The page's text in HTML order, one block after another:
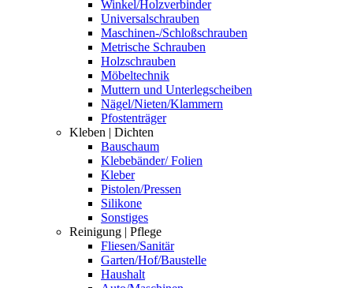
Winkel/Holzverbinder
Universalschrauben
Maschinen-/Schloßschrauben
Metrische Schrauben
Holzschrauben
Möbeltechnik
Muttern und Unterlegscheiben
Nägel/Nieten/Klammern
Pfostenträger
Kleben | Dichten
Bauschaum
Klebebänder/ Folien
Kleber
Pistolen/Pressen
Silikone
Sonstiges
Reinigung | Pflege
Fliesen/Sanitär
Garten/Hof/Baustelle
Haushalt